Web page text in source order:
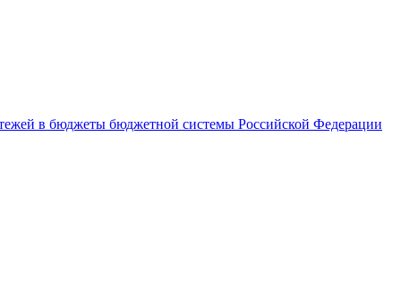
в бюджеты бюджетной системы Российской Федерации